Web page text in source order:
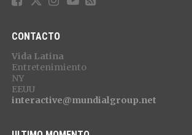
CONTACTO
Vida Latina
Entretenimiento
NY
EEUU
interactive@mundialgroup.net